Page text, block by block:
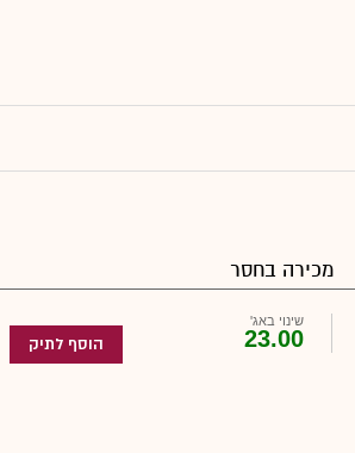
מכירה בחסר
שינוי באג'
23.00 הוסף לתיק